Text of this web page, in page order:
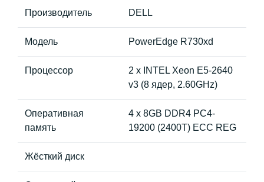
Производитель DELL
Модель PowerEdge R730xd
Процессор
2 x INTEL Xeon E5-2640
v3 (8 ядер, 2.60GHz)
Оперативная
память
4 x 8GB DDR4 PC4-
19200 (2400T) ECC REG
Жёсткий диск